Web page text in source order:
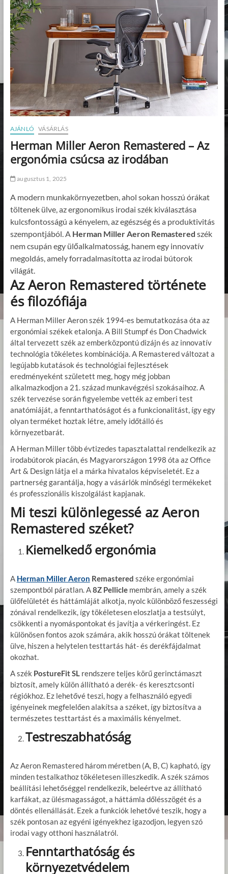
AJÁNLÓ VÁSÁRLÁS
Herman Miller Aeron Remastered – Az
ergonómia csúcsa az irodában
augusztus 1, 2025
A modern munkakörnyezetben, ahol sokan hosszú órákat
töltenek ülve, az ergonomikus irodai szék kiválasztása
kulcsfontosságú a kényelem, az egészség és a produktivitás
szempontjából. A Herman Miller Aeron Remastered szék
nem csupán egy ülőalkalmatosság, hanem egy innovatív
megoldás, amely forradalmasította az irodai bútorok
világát.
Az Aeron Remastered története
és filozófiája
A Herman Miller Aeron szék 1994-es bemutatkozása óta az
ergonómiai székek etalonja. A Bill Stumpf és Don Chadwick
által tervezett szék az emberközpontú dizájn és az innovatív
technológia tökéletes kombinációja. A Remastered változat a
legújabb kutatások és technológiai fejlesztések
eredményeként született meg, hogy még jobban
alkalmazkodjon a 21. század munkavégzési szokásaihoz. A
szék tervezése során figyelembe vették az emberi test
anatómiáját, a fenntarthatóságot és a funkcionalitást, így egy
olyan terméket hoztak létre, amely időtálló és
környezetbarát.
A Herman Miller több évtizedes tapasztalattal rendelkezik az
irodabútorok piacán, és Magyarországon 1998 óta az Office
Art & Design látja el a márka hivatalos képviseletét. Ez a
partnerség garantálja, hogy a vásárlók minőségi termékeket
és professzionális kiszolgálást kapjanak.
Mi teszi különlegessé az Aeron
Remastered széket?
Kiemelkedő ergonómia
A Herman Miller Aeron Remastered széke ergonómiai
szempontból páratlan. A8Z Pelliclemembrán, amely a szék
ülőfelületét és háttámláját alkotja, nyolc különböző feszességi
zónával rendelkezik, így tökéletesen eloszlatja a testsúlyt,
csökkenti a nyomáspontokat és javítja a vérkeringést. Ez
különösen fontos azok számára, akik hosszú órákat töltenek
ülve, hiszen a helytelen testtartás hát- és derékfájdalmat
okozhat.
A szék PostureFit SLrendszere teljes körű gerinctámaszt
biztosít, amely külön állítható a derék- és keresztcsonti
régiókhoz. Ez lehetővé teszi, hogy a felhasználó egyedi
igényeinek megfelelően alakítsa a széket, így biztosítva a
természetes testtartást és a maximális kényelmet.
Testreszabhatóság
Az Aeron Remastered három méretben (A, B, C) kapható, így
minden testalkathoz tökéletesen illeszkedik. A szék számos
beállítási lehetőséggel rendelkezik, beleértve az állítható
karfákat, az ülésmagasságot, a háttámla dőlésszögét és a
döntés ellenállását. Ezek a funkciók lehetővé teszik, hogy a
szék pontosan az egyéni igényekhez igazodjon, legyen szó
irodai vagy otthoni használatról.
Fenntarthatóság és
környezetvédelem